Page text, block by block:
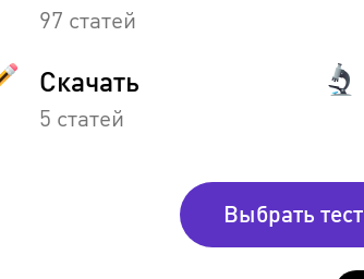
97 статей
Скачать
5 статей
Выбрать тест